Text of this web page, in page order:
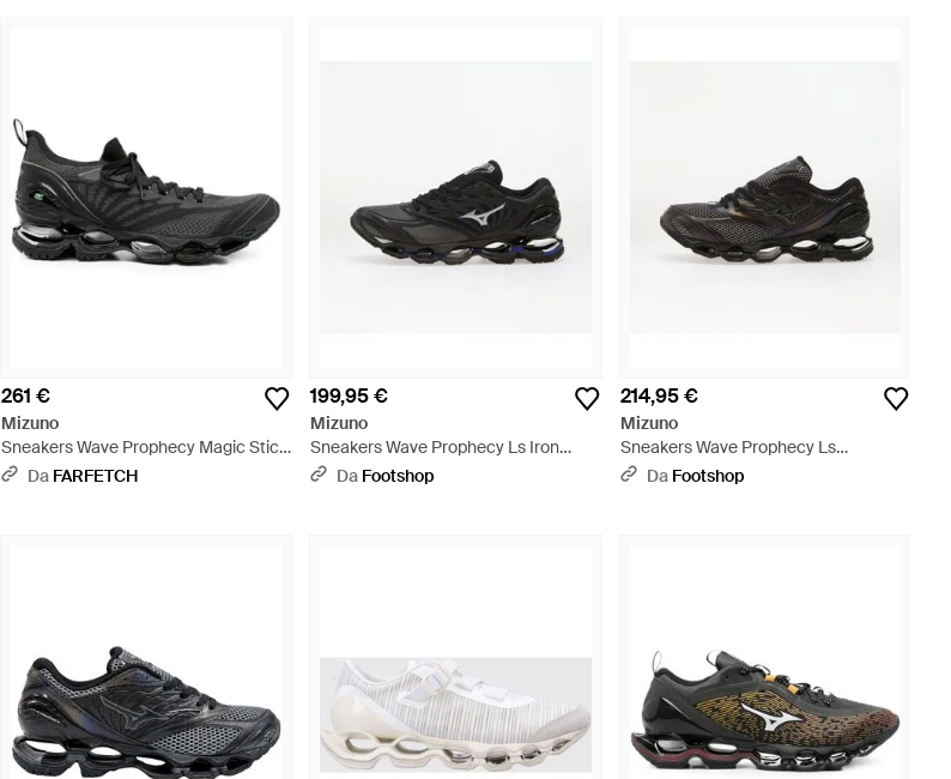
261 €
Mizuno
Sneakers Wave Prophecy Magic Stick
- Nero
Da FARFETCH
199,95 €
Mizuno
Sneakers Wave Prophecy Ls Iron
Gate/ Royal/ Sand - Nero
Da Footshop
214,95 €
Mizuno
Sneakers Wave Prophecy Ls
'Lenticular' Sand/ Iron Gate - Nero
Da Footshop